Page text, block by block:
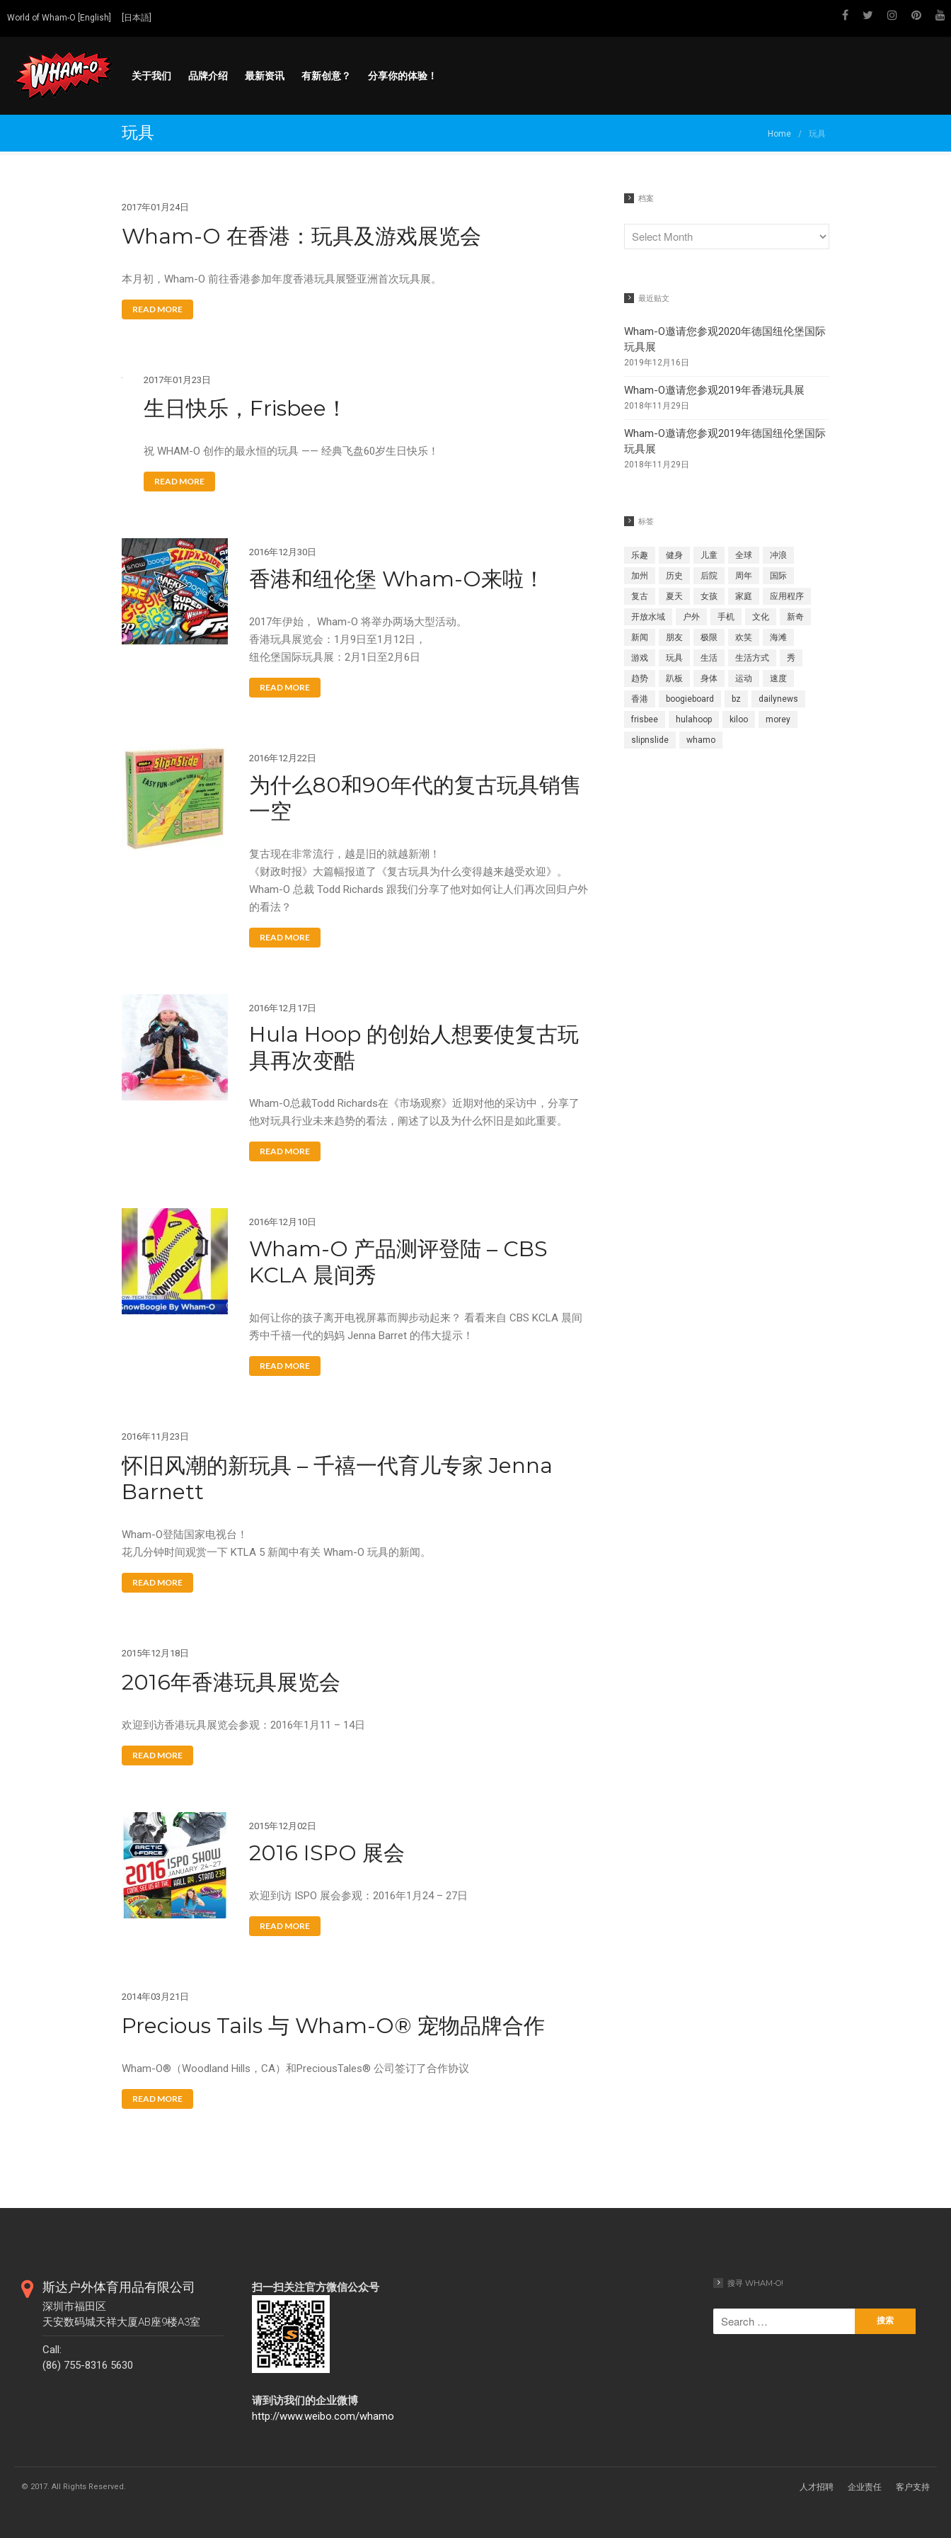
品牌介绍
最新资讯
Boogieboard
Game Time
Snowboogie
Splash
World of Wham-O [English] [日本語]
Wham-O
Go out and play!
关于我们 品牌介绍 最新资讯 有新创意？ 分享你的体验！
Home / 玩具
玩具
2017年01月24日
Wham-O 在香港：玩具及游戏展览会
本月初，Wham-O 前往香港参加年度香港玩具展暨亚洲首次玩具展。
READ MORE
2017年01月23日
生日快乐，Frisbee！
祝 WHAM-O 创作的最永恒的玩具 —— 经典飞盘60岁生日快乐！
READ MORE
2016年12月30日
香港和纽伦堡 Wham-O来啦！
2017年伊始， Wham-O 将举办两场大型活动。
香港玩具展览会：1月9日至1月12日，
纽伦堡国际玩具展：2月1日至2月6日
READ MORE
2016年12月22日
为什么80和90年代的复古玩具销售
一空
复古现在非常流行，越是旧的就越新潮！
《财政时报》大篇幅报道了《复古玩具为什么变得越来越受欢迎》。
Wham-O 总裁 Todd Richards 跟我们分享了他对如何让人们再次回归户外
的看法？
READ MORE
2016年12月17日
Hula Hoop 的创始人想要使复古玩
具再次变酷
Wham-O总裁Todd Richards在《市场观察》近期对他的采访中，分享了
他对玩具行业未来趋势的看法，阐述了以及为什么怀旧是如此重要。
READ MORE
2016年12月10日
Wham-O 产品测评登陆 – CBS
KCLA 晨间秀
如何让你的孩子离开电视屏幕而脚步动起来？ 看看来自 CBS KCLA 晨间
秀中千禧一代的妈妈 Jenna Barret 的伟大提示！
READ MORE
2016年11月23日
怀旧风潮的新玩具 – 千禧一代育儿专家 Jenna
Barnett
Wham-O登陆国家电视台！
花几分钟时间观赏一下 KTLA 5 新闻中有关 Wham-O 玩具的新闻。
READ MORE
2015年12月18日
2016年香港玩具展览会
欢迎到访香港玩具展览会参观：2016年1月11 – 14日
READ MORE
2015年12月02日
2016 ISPO 展会
欢迎到访 ISPO 展会参观：2016年1月24 – 27日
READ MORE
2014年03月21日
Precious Tails 与 Wham-O® 宠物品牌合作
Wham-O®（Woodland Hills，CA）和PreciousTales® 公司签订了合作协议
READ MORE
档案
最近贴文
Wham-O邀请您参观2020年德国纽伦堡国际
玩具展
2019年12月16日
Wham-O邀请您参观2019年香港玩具展
2018年11月29日
Wham-O邀请您参观2019年德国纽伦堡国际
玩具展
2018年11月29日
标签
乐趣 健身 儿童 全球 冲浪
加州 历史 后院 周年 国际
复古 夏天 女孩 家庭 应用程序
开放水域 户外 手机 文化 新奇
新闻 朋友 极限 欢笑 海滩
游戏 玩具 生活 生活方式 秀
趋势 趴板 身体 运动 速度
香港 boogieboard bz dailynews
frisbee hulahoop kiloo morey
slipnslide whamo
斯达户外体育用品有限公司
深圳市福田区
天安数码城天祥大厦AB座9楼A3室
Call:
(86) 755-8316 5630
扫一扫关注官方微信公众号
请到访我们的企业微博
http://www.weibo.com/whamo
搜寻 WHAM-O!
© 2017. All Rights Reserved. 人才招聘 企业责任 客户支持